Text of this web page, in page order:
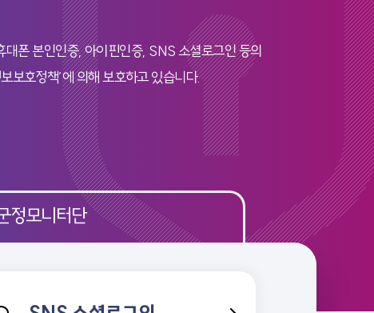
폰 본인인증, 아이핀인증, SNS 소셜로그인 등의
보호정책’에 의해 보호하고 있습니다.
정모니터단